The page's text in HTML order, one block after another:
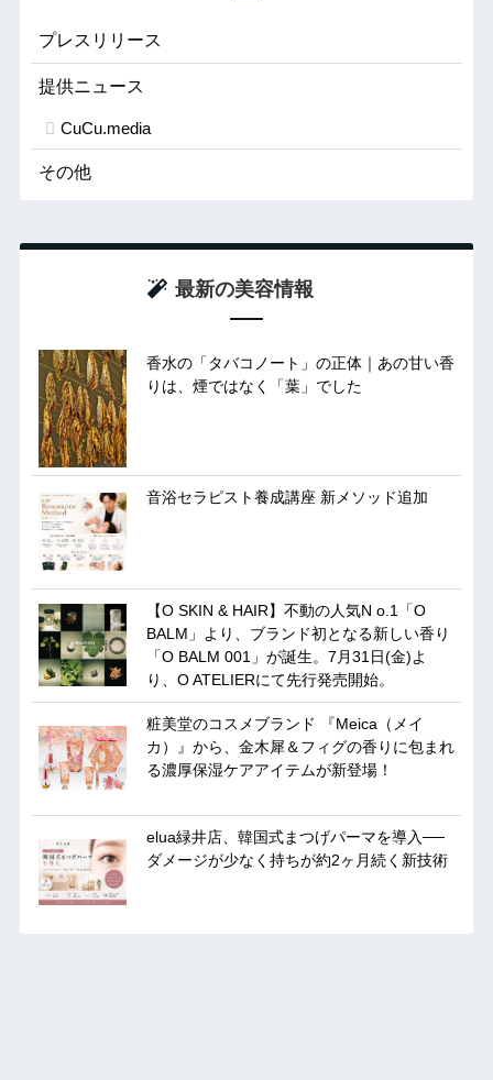
プレスリリース
提供ニュース
CuCu.media
その他
最新の美容情報
香水の「タバコノート」の正体｜あの甘い香
りは、煙ではなく「葉」でした
音浴セラピスト養成講座 新メソッド追加
【O SKIN & HAIR】不動の人気N o.1「O
BALM」より、ブランド初となる新しい香り
「O BALM 001」が誕生。7月31日(金)よ
り、O ATELIERにて先行発売開始。
粧美堂のコスメブランド 『Meica（メイ
カ）』から、金木犀＆フィグの香りに包まれ
る濃厚保湿ケアアイテムが新登場！
elua緑井店、韓国式まつげパーマを導入──
ダメージが少なく持ちが約2ヶ月続く新技術